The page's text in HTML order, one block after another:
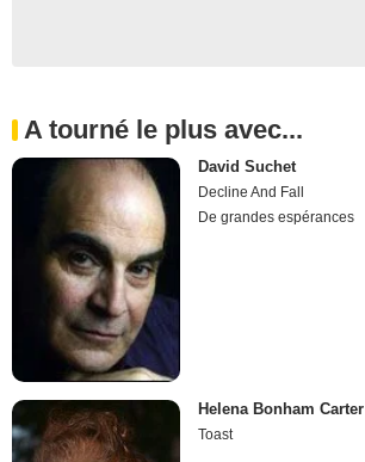
A tourné le plus avec...
David Suchet
Decline And Fall
De grandes espérances
Helena Bonham Carter
Toast